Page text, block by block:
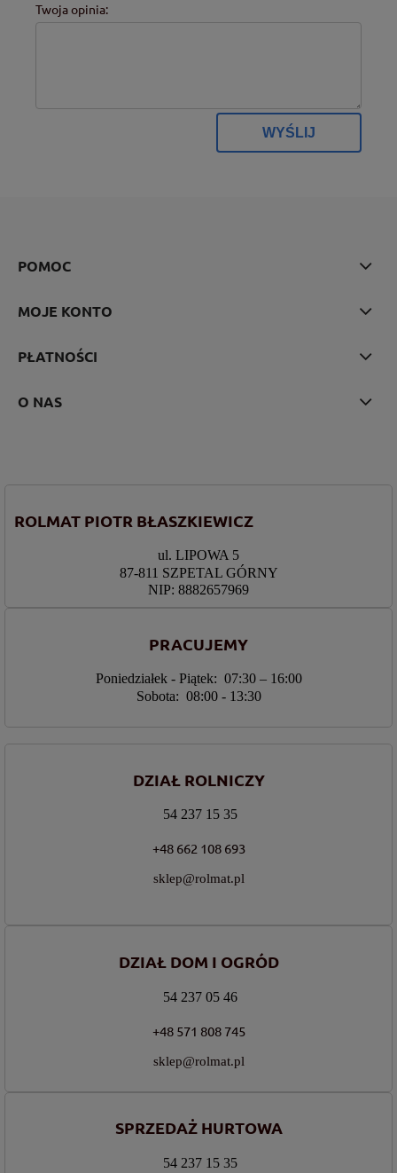
Twoja opinia:
WYŚLIJ
POMOC
MOJE KONTO
PŁATNOŚCI
O NAS
ROLMAT PIOTR BŁASZKIEWICZ
ul. LIPOWA 5
87-811 SZPETAL GÓRNY
NIP: 8882657969
PRACUJEMY
Poniedziałek - Piątek: 07:30 – 16:00
Sobota: 08:00 - 13:30
DZIAŁ ROLNICZY
54 237 15 35
+48 662 108 693
sklep@rolmat.pl
DZIAŁ DOM I OGRÓD
54 237 05 46
+48 571 808 745
sklep@rolmat.pl
SPRZEDAŻ HURTOWA
54 237 15 35